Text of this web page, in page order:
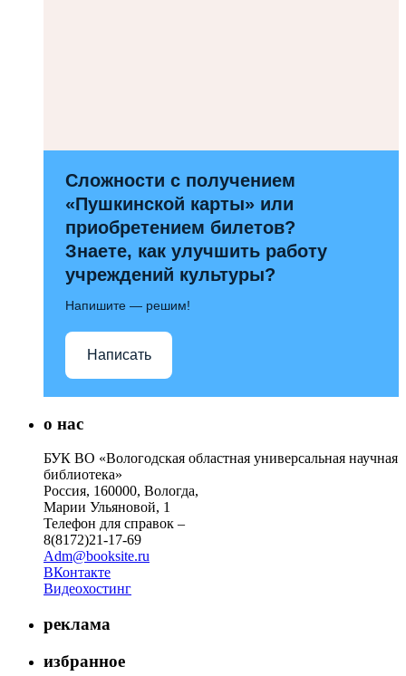
Сложности с получением
«Пушкинской карты» или
приобретением билетов?
Знаете, как улучшить работу
учреждений культуры?
Напишите — решим!
Написать
о нас
БУК ВО «Вологодская областная универсальная научная
библиотека»
Россия, 160000, Вологда,
Марии Ульяновой, 1
Телефон для справок –
8(8172)21-17-69
Adm@booksite.ru
ВКонтакте
Видеохостинг
реклама
избранное